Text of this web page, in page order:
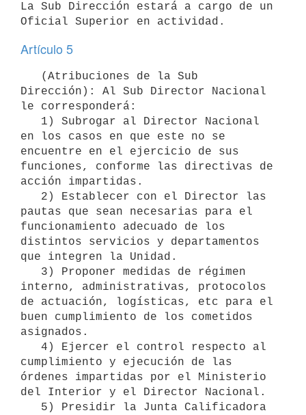
La Sub Dirección estará a cargo de un
Artículo 5
Dirección): Al Sub Director Nacional
le corresponderá:
en los casos en que este no se
encuentre en el ejercicio de sus
funciones, conforme las directivas de
acción impartidas.
pautas que sean necesarias para el
funcionamiento adecuado de los
distintos servicios y departamentos
que integren la Unidad.
interno, administrativas, protocolos
de actuación, logísticas, etc para el
buen cumplimiento de los cometidos
asignados.
cumplimiento y ejecución de las
órdenes impartidas por el Ministerio
del Interior y el Director Nacional.